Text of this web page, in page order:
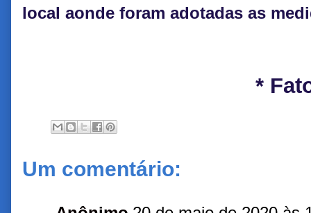
local aonde foram adotadas as
*
Um comentário: